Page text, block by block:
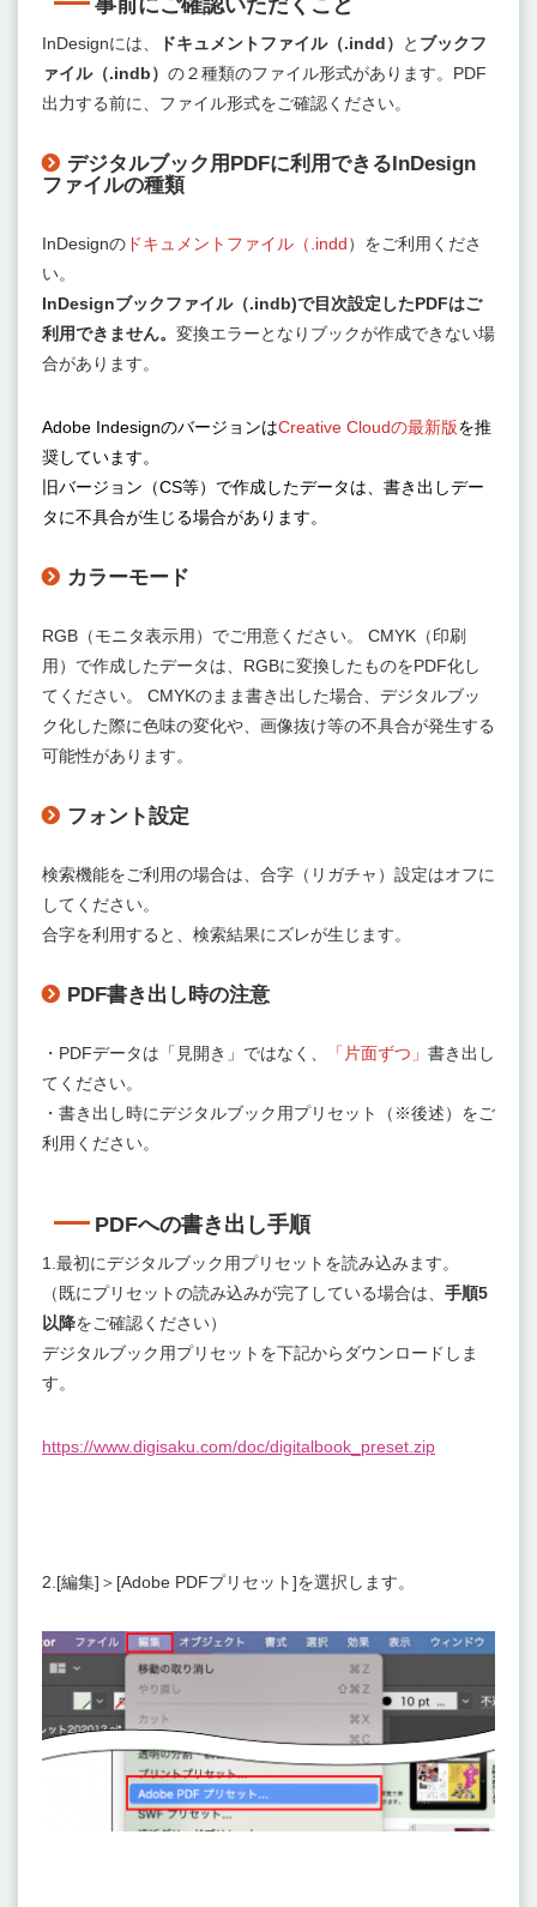
InDesignには、 ドキュメントファイル（.indd） と ブックフ
ァイル（.indb） の２種類のファイル形式があります。PDF
出力する前に、ファイル形式をご確認ください。
デジタルブック用PDFに利用できるInDesign
ファイルの種類
InDesignの ドキュメントファイル（.indd）をご利用くださ
い。
InDesignブックファイル（.indb)で目次設定したPDFはご
利用できません。 変換エラーとなりブックが作成できない場
合があります。
Adobe IndesignのバージョンはCreative Cloudの最新版を推
奨しています。
旧バージョン（CS等）で作成したデータは、書き出しデー
タに不具合が生じる場合があります。
カラーモード
RGB（モニタ表示用）でご用意ください。 CMYK（印刷
用）で作成したデータは、RGBに変換したものをPDF化し
てください。 CMYKのまま書き出した場合、デジタルブッ
ク化した際に色味の変化や、画像抜け等の不具合が発生する
可能性があります。
フォント設定
検索機能をご利用の場合は、合字（リガチャ）設定はオフに
してください。
合字を利用すると、検索結果にズレが生じます。
PDF書き出し時の注意
・PDFデータは「見開き」ではなく、 「片面ずつ」 書き出し
てください。
・書き出し時にデジタルブック用プリセット（※後述）をご
利用ください。
PDFへの書き出し手順
1.最初にデジタルブック用プリセットを読み込みます。
（既にプリセットの読み込みが完了している場合は、 手順5
以降をご確認ください）
デジタルブック用プリセットを下記からダウンロードしま
す。
https://www.digisaku.com/doc/digitalbook_preset.zip
2.[編集]＞[Adobe PDFプリセット]を選択します。